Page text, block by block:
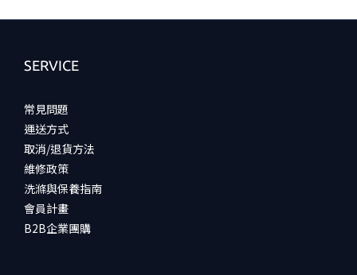
SERVICE
常見問題
運送方式
取消/退貨方法
維修政策
洗滌與保養指南
會員計畫
B2B企業團購